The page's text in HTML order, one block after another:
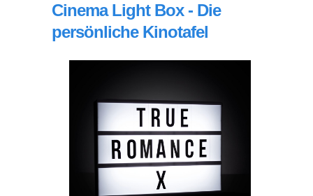
Cinema Light Box - Die
persönliche Kinotafel